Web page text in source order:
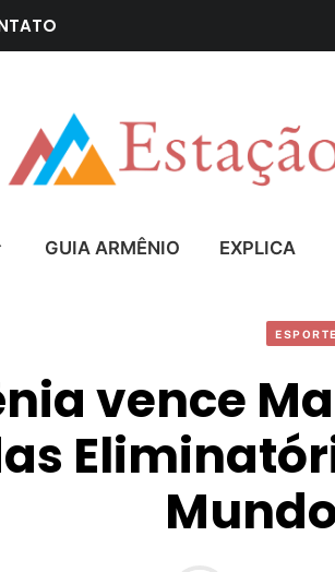
GUIA ARMÊNIO EXPLICA
vence